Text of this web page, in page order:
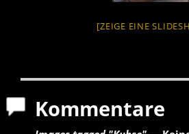
[ZEIGE EINE
Kommentare